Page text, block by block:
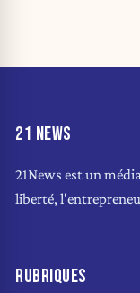
21 NEWS
21News est un
liberté,
RUBRIQUES